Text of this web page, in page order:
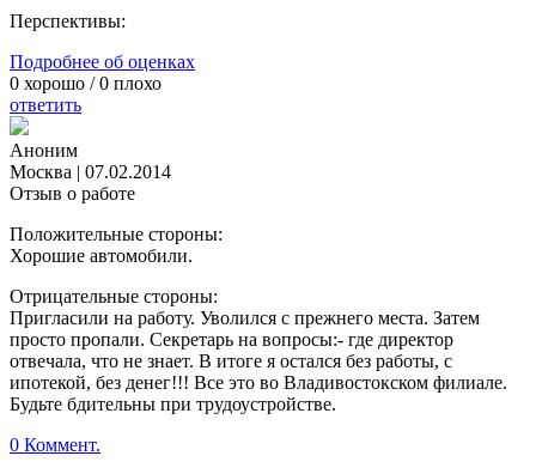
Перспективы:
Подробнее об оценках
0 хорошо /0 плохо
ответить
Аноним
Москва | 07.02.2014
Отзыв о работе
Положительные стороны:
Хорошие автомобили.
Отрицательные стороны:
Пригласили на работу. Уволился с прежнего места. Затем
просто пропали. Секретарь на вопросы:- где директор
отвечала, что не знает. В итоге я остался без работы, с
ипотекой, без денег!!! Все это во Владивостокском филиале.
Будьте бдительны при трудоустройстве.
0 Коммент.